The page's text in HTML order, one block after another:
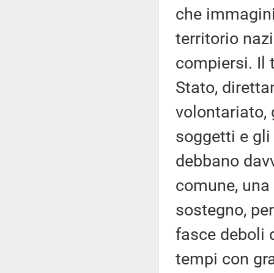
che
territorio
compiersi. Il
Stato,
volontariato,
soggetti e
debbano
comune,
sostegno,
fasce deboli
tempi con